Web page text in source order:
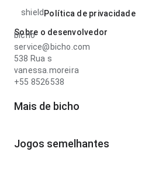
shield Política de privacidade
Sobre o desenvolvedor
bicho
service@bicho.com
538 Rua s
vanessa.moreira
+55 8526538
Mais de bicho
Jogos semelhantes